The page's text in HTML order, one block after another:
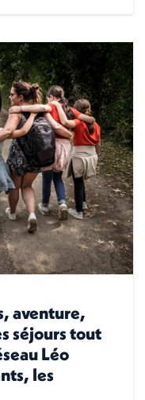
aventure,
séjours tout
Léo
les